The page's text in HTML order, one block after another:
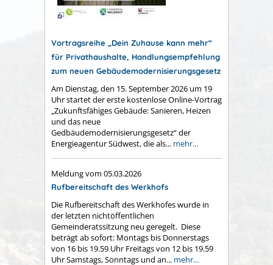
Vortragsreihe „Dein Zuhause kann mehr“
für Privathaushalte, Handlungsempfehlung
zum neuen Gebäudemodernisierungsgesetz
Am Dienstag, den 15. September 2026 um 19
Uhr startet der erste kostenlose Online-Vortrag
„Zukunftsfähiges Gebäude: Sanieren, Heizen
und das neue
Gedbäudemodernisierungsgesetz“ der
Energieagentur Südwest, die als... mehr...
Meldung vom 05.03.2026
Rufbereitschaft des Werkhofs
Die Rufbereitschaft des Werkhofes wurde in
der letzten nichtöffentlichen
Gemeinderatssitzung neu geregelt. Diese
beträgt ab sofort: Montags bis Donnerstags
von 16 bis 19.59 Uhr Freitags von 12 bis 19.59
Uhr Samstags, Sonntags und an... mehr...